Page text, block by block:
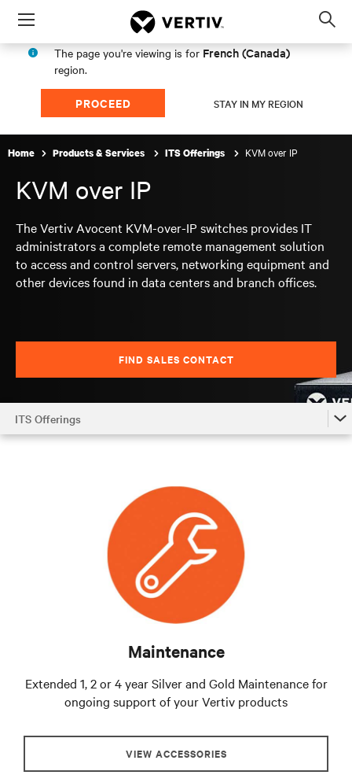
Menu
The page you're viewing is for French (Canada)
region.
PROCEED STAY IN MY REGION
Home Products & Services ITS Offerings KVM over IP
KVM over IP
The Vertiv Avocent KVM-over-IP switches provides IT
administrators a complete remote management solution
to access and control servers, networking equipment and
other devices found in data centers and branch offices.
FIND SALES CONTACT
ITS Offerings
Maintenance
Extended 1, 2 or 4 year Silver and Gold Maintenance for
ongoing support of your Vertiv products
VIEW ACCESSORIES